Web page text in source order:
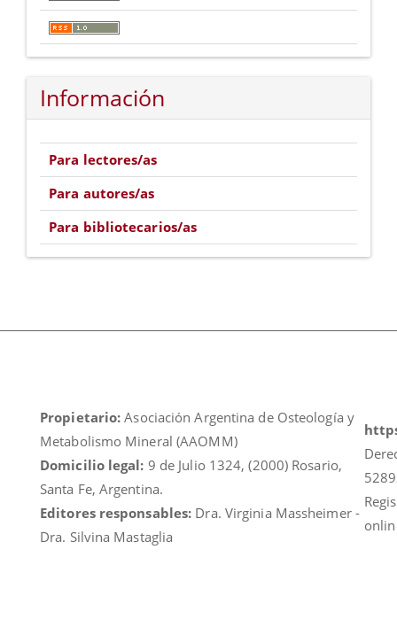
Información
Para lectores/as
Para autores/as
Para bibliotecarios/as
Propietario: Asociación Argentina de Osteología y
Metabolismo Mineral (AAOMM)
Domicilio legal: 9 de Julio 1324, (2000) Rosario,
Santa Fe, Argentina.
Editores responsables: Dra. Virginia Massheimer -
Dra. Silvina Mastaglia